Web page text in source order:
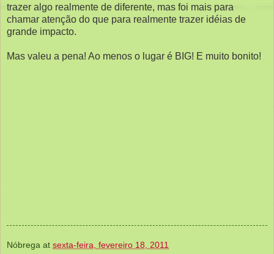
trazer algo realmente de diferente, mas foi mais para
chamar atenção do que para realmente trazer idéias de
grande impacto.
Mas valeu a pena! Ao menos o lugar é BIG! E muito bonito!
Nóbrega at sexta-feira, fevereiro 18, 2011